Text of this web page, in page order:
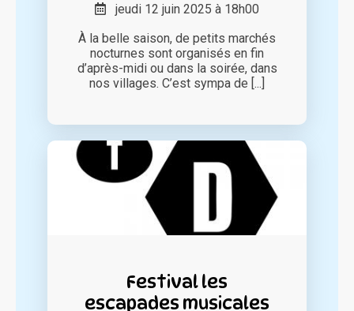
jeudi 12 juin 2025 à 18h00
À la belle saison, de petits marchés
nocturnes sont organisés en fin
d’après-midi ou dans la soirée, dans
nos villages. C’est sympa de [...]
Festival les
escapades musicales